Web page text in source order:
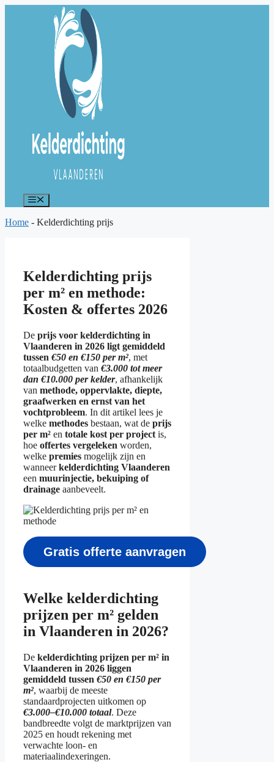
Menu
Home - Kelderdichting prijs
Kelderdichting prijs
per m² en methode:
Kosten & offertes 2026
De prijs voor kelderdichting in
Vlaanderen in 2026 ligt gemiddeld
tussen €50 en €150 per m², met
totaalbudgetten van €3.000 tot meer
dan €10.000 per kelder, afhankelijk
van methode, oppervlakte, diepte,
graafwerken en ernst van het
vochtprobleem. In dit artikel lees je
welke methodes bestaan, wat de prijs
per m² en totale kost per project is,
hoe offertes vergeleken worden,
welke premies mogelijk zijn en
wanneerkelderdichting Vlaanderen
een muurinjectie, bekuiping of
drainage aanbeveelt.
Gratis offerte aanvragen
Welke kelderdichting
prijzen per m² gelden
in Vlaanderen in 2026?
De kelderdichting prijzen per m² in
Vlaanderen in 2026 liggen
gemiddeld tussen €50 en €150 per
m², waarbij de meeste
standaardprojecten uitkomen op
€3.000–€10.000 totaal. Deze
bandbreedte volgt de marktprijzen van
2025 en houdt rekening met
verwachte loon- en
materiaalindexeringen.